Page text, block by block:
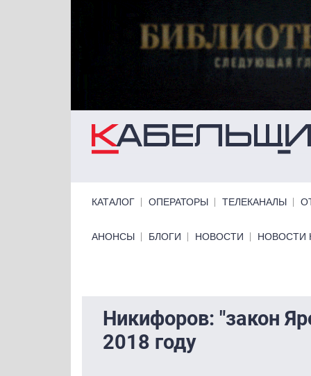
КАТАЛОГ ОПЕРАТОРЫ ТЕЛЕКАНАЛЫ
Primary links bottom
АНОНСЫ БЛОГИ НОВОСТИ НОВОСТИ
Никифоров: "закон
2018 году